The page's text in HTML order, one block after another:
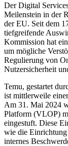
Der Digital
Meilenstein in der
der EU. Seit dem
tiefgreifende
Kommission hat
um mögliche
Regulierung von
Nutzersicherheit
Temu, gestartet
ist mittlerweile
Am 31. Mai 2024
Platform (VLOP)
eingestuft. Diese
wie die
internes